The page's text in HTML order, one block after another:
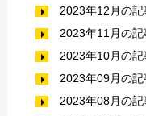
2023年12月の記
2023年11月の記
2023年10月の記
2023年09月の記
2023年08月の記